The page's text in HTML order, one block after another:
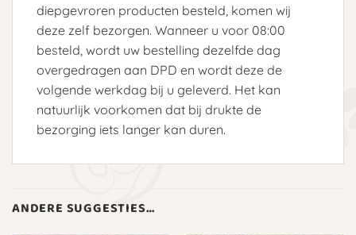
diepgevroren producten besteld, komen wij
deze zelf bezorgen. Wanneer u voor 08:00
besteld, wordt uw bestelling dezelfde dag
overgedragen aan DPD en wordt deze de
volgende werkdag bij u geleverd. Het kan
natuurlijk voorkomen dat bij drukte de
bezorging iets langer kan duren.
ANDERE SUGGESTIES…